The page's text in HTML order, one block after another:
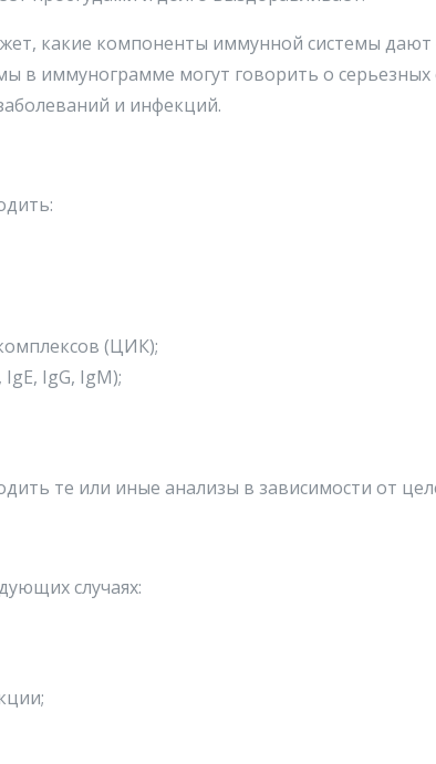
какие компоненты иммунной системы дают
в иммунограмме могут говорить о серьезных
и инфекций.
(ЦИК);
IgG, IgM);
те или иные анализы в зависимости от
случаях: